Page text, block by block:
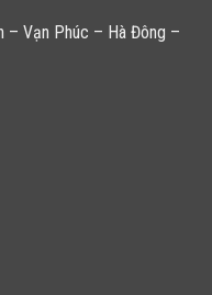
– Vạn Phúc – Hà Đông –